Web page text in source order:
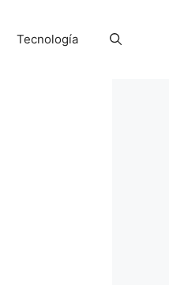
Tecnología